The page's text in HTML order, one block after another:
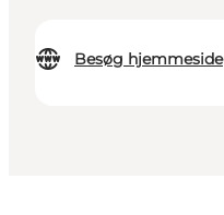
Besøg hjemmeside